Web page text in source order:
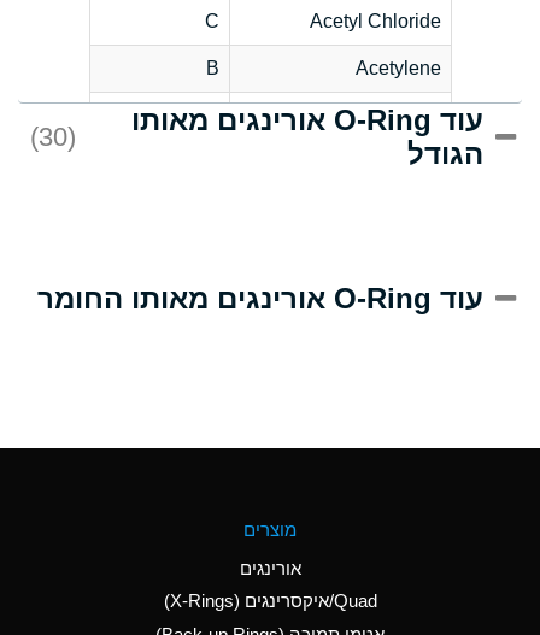
Acetyl Chloride
C
Acetylene
B
Acrlylonitrile
D
Adipic Acid
(Aqueous)
Aluminum Nitrate
(Aqueous)
עוד O-Ring אורינגים מאותו
הגודל
(30)
עוד O-Ring אורינגים מאותו החומר
מוצרים
אורינגים
Quad/איקסרינגים (X-Rings)